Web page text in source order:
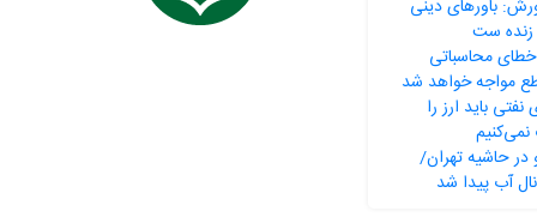
باورهای دینی
زنده ست
خطای محاسباتی
مواجه خواهد شد
باید ارز را
نمی‌کنیم
حاشیه تهران/
آب پیدا شد